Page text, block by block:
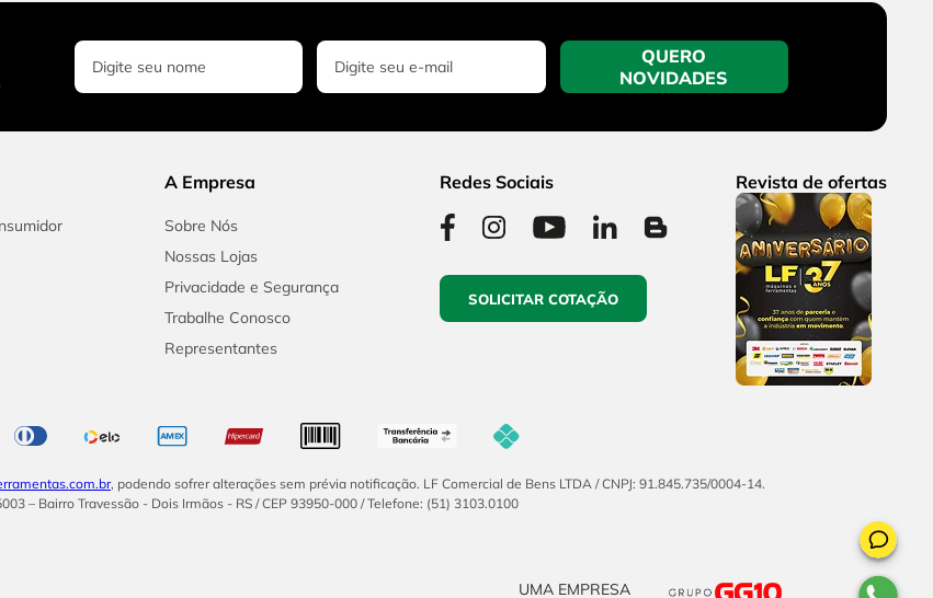
QUERO
NOVIDADES
A Empresa
Sobre Nós
Nossas Lojas
Privacidade e Segurança
Trabalhe Conosco
Representantes
Redes Sociais
SOLICITAR COTAÇÃO
Revista de ofertas
, podendo sofrer alterações sem prévia notificação. LF Comercial de Bens LTDA / CNPJ: 91.845.735/0004-14.
– Bairro Travessão - Dois Irmãos - RS / CEP 93950-000 / Telefone: (51) 3103.0100
UMA EMPRESA